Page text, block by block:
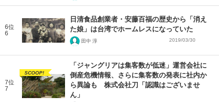
6位
6
日清食品創業者・安藤百福の歴史から「消え
た娘」は台湾でホームレスになっていた
田中 淳 2019/03/30
7位
7
SCOOP!
「ジャングリアは集客数が低迷」運営会社に
倒産危機情報、さらに集客数の発表に社内か
ら異論も 株式会社刀「認識はございませ
ん」